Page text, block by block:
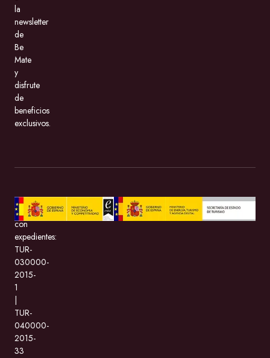
la
newsletter
de
Be
Mate
y
disfrute
de
beneficios
exclusivos.
BeMate.com
con
expedientes:
TUR-
030000-
2015-
1
TUR-
040000-
2015-
33